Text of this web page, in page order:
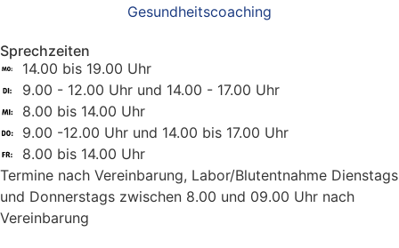
Gesundheitscoaching
Sprechzeiten
14.00 bis 19.00 Uhr
9.00 - 12.00 Uhr und 14.00 - 17.00 Uhr
8.00 bis 14.00 Uhr
9.00 -12.00 Uhr und 14.00 bis 17.00 Uhr
8.00 bis 14.00 Uhr
Termine nach Vereinbarung, Labor/Blutentnahme Dienstags
und Donnerstags zwischen 8.00 und 09.00 Uhr nach
Vereinbarung